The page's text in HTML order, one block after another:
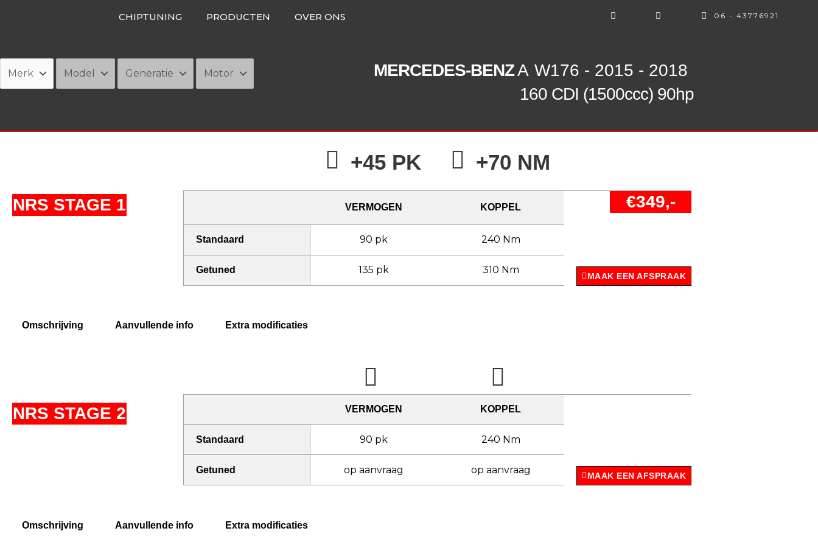
CHIPTUNING PRODUCTEN OVER ONS 06 - 43776921
MERCEDES-BENZA W176 - 2015 - 2018
160 CDI (1500ccc) 90hp
NRS STAGE 1
+45 PK +70 NM
VERMOGEN KOPPEL €349,-
Standaard 90 pk 240 Nm
Getuned 135 pk 310 Nm
MAAK EEN AFSPRAAK
Omschrijving Aanvullende info Extra modificaties
NRS STAGE 2 VERMOGEN KOPPEL
Standaard 90 pk 240 Nm
Getuned op aanvraag op aanvraag
MAAK EEN AFSPRAAK
Omschrijving Aanvullende info Extra modificaties